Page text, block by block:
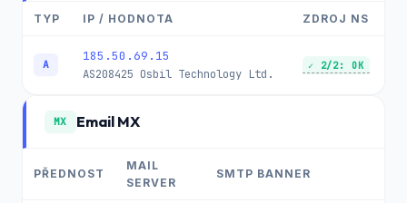
TYP IP / HODNOTA ZDROJ NS
A
185.50.69.15
AS208425 Osbil Technology Ltd.
✓ 2/2: OK
MX Email MX
PŘEDNOST
MAIL
SERVER
SMTP BANNER